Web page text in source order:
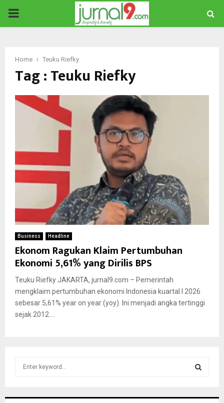
PRIMARY
Home Teuku Riefky
Tag : Teuku Riefky
Business Headline
Ekonom Ragukan Klaim Pertumbuhan
Ekonomi 5,61% yang Dirilis BPS
Teuku Riefky JAKARTA, jurnal9.com – Pemerintah
mengklaim pertumbuhan ekonomi Indonesia kuartal I 2026
sebesar 5,61% year on year (yoy). Ini menjadi angka tertinggi
sejak 2012....